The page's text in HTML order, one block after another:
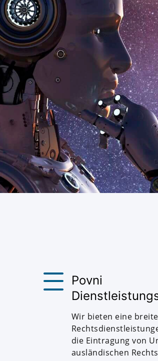
Povni
Wir bieten eine
die Eintragung von
ausländischen